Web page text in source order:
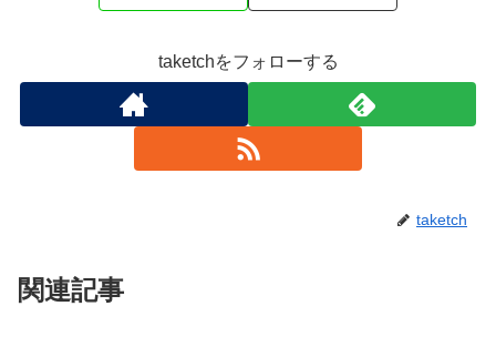
taketchをフォローする
taketch
関連記事